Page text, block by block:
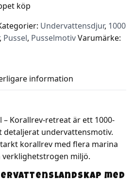
köp
Undervattensdjur, 1000
, Pussel, PusselmotivVarumärke:
information
– Korallrev-retreat är ett 1000-
detaljerat undervattensmotiv.
korallrev med flera marina
verklighetstrogen miljö.
med